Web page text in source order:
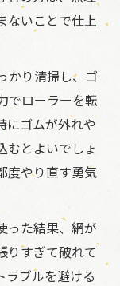
ないことで仕上
かり清掃し、ゴ
でローラーを転
にゴムが外れや
むとよいでしょ
度やり直す勇気
った結果、網が
りすぎて破れて
ラブルを避ける